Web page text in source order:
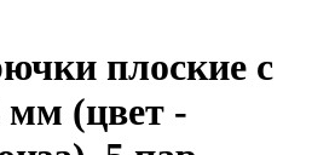
плоские с
(цвет -